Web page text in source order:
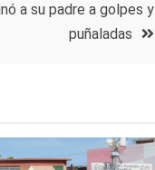
a su padre a golpes y
puñaladas